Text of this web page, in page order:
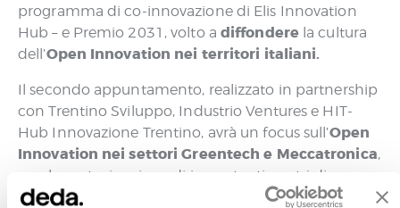
programma di co-innovazione di Elis Innovation
Hub – e Premio 2031, volto a diffonderela cultura
dell’Open Innovation nei territori italiani.
Il secondo appuntamento, realizzato in partnership
con Trentino Sviluppo, Industrio Ventures e HIT-
Hub Innovazione Trentino, avrà un focus sull’Open
Innovation nei settori Greentech e Meccatronica,
con la partecipazione di importanti centri di
innovazione, corporate e startup.